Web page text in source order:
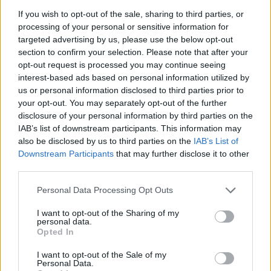
If you wish to opt-out of the sale, sharing to third parties, or
processing of your personal or sensitive information for
targeted advertising by us, please use the below opt-out
section to confirm your selection. Please note that after your
opt-out request is processed you may continue seeing
interest-based ads based on personal information utilized by
us or personal information disclosed to third parties prior to
your opt-out. You may separately opt-out of the further
disclosure of your personal information by third parties on the
IAB’s list of downstream participants. This information may
also be disclosed by us to third parties on the IAB’s List of
Downstream Participants that may further disclose it to other
Personal Data Processing Opt Outs
I want to opt-out of the Sharing of my
personal data.
Opted In
I want to opt-out of the Sale of my
Personal Data.
Comienza el recorrido en las antiguas dependencias
de los laboratorios de la Mina Costanaza. A través de
la mirada sabia de Miguel, uno de los mineros que
trabajó duro en sus galerías, se explica al visitante
cómo se desarrollaba la extracción del mineral
fosfato, cuáles eran las condiciones laborales, la
evolución que supuso la introducción de maquinaria,
etc. Además de paneles muestras de mineral o
audiovisuales, en las dependencias originales del
laboratorio de la mina se conserva una completa
colección de instrumental utilizado durante los años
de funcionamiento de las instalaciones.
Sigue la visita con un recorrido guiado por las galerías
de la mina. Una experiencia única en un espacio que
permite al visitante ponerse en la piel de los mineros,
pudiendo incluso dar un pequeño paseo en vagoneta.